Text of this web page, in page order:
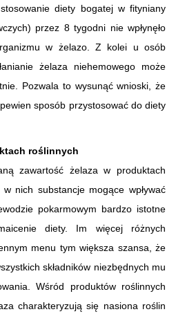
diety bogatej w fityniany
przez 8 tygodni nie wpłynęło
w żelazo. Z kolei u osób
żelaza niehemowego może
Pozwala to wysunąć wnioski, że
sposób przystosować do diety
roślinnych
zawartość żelaza w produktach
nich substancje mogące wpływać
pokarmowym bardzo istotne
diety. Im więcej różnych
menu tym większa szansa, że
składników niezbędnych mu
Wśród produktów roślinnych
charakteryzują się nasiona roślin